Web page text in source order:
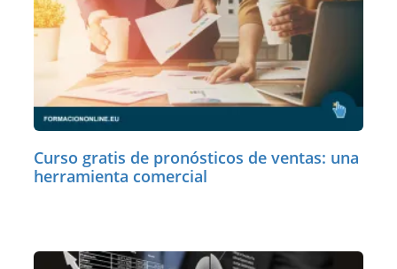
Curso gratis de pronósticos de ventas: una
herramienta comercial